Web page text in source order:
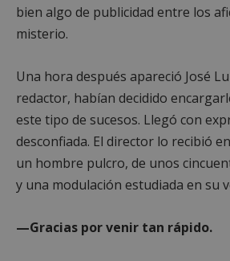
bien algo de publicidad entre los
misterio.
Una hora después apareció José
redactor, habían decidido
este tipo de sucesos. Llegó con
desconfiada. El director lo recibió
un hombre pulcro, de unos
y una modulación estudiada en su
—Gracias por venir tan rápido.